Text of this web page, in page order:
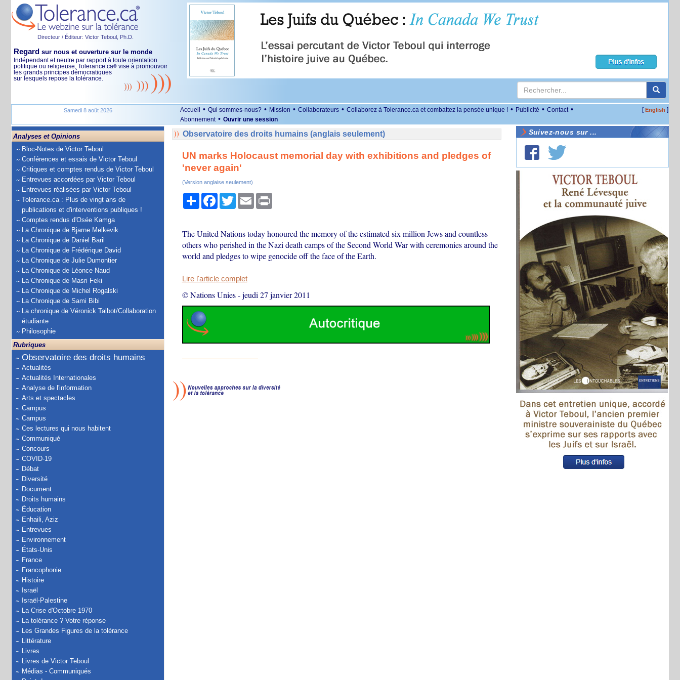
Directeur / Éditeur: Victor Teboul, Ph.D.
Regard sur nous et ouverture sur le monde
Indépendant et neutre par rapport à toute orientation
politique ou religieuse, Tolerance.ca® vise à promouvoir
les grands principes démocratiques
sur lesquels repose la tolérance.
Samedi 8 août 2026 Accueil • Qui sommes-nous? • Mission • Collaborateurs • Collaborez à Tolerance.ca et combattez la pensée unique ! • Publicité • Contact •
Abonnement • Ouvrir une session
[English ]
Analyses et Opinions
Bloc-Notes de Victor Teboul
Conférences et essais de Victor Teboul
Critiques et comptes rendus de Victor Teboul
Entrevues accordées par Victor Teboul
Entrevues réalisées par Victor Teboul
Tolerance.ca : Plus de vingt ans de
publications et d'interventions publiques !
Comptes rendus d'Osée Kamga
La Chronique de Bjarne Melkevik
La Chronique de Daniel Baril
La Chronique de Frédérique David
La Chronique de Julie Dumontier
La Chronique de Léonce Naud
La Chronique de Masri Feki
La Chronique de Michel Rogalski
La Chronique de Sami Bibi
La chronique de Véronick Talbot/Collaboration
étudiante
Philosophie
Rubriques
Observatoire des droits humains
Actualités
Actualités Internationales
Analyse de l'information
Arts et spectacles
Campus
Campus
Ces lectures qui nous habitent
Communiqué
Concours
COVID-19
Débat
Diversité
Document
Droits humains
Éducation
Enhaili, Aziz
Entrevues
Environnement
États-Unis
France
Francophonie
Histoire
Israël
Israël-Palestine
La Crise d'Octobre 1970
La tolérance ? Votre réponse
Les Grandes Figures de la tolérance
Littérature
Livres
Livres de Victor Teboul
Médias - Communiqués
Observatoire des droits humains (anglais seulement)
UN marks Holocaust memorial day with exhibitions and pledges of
'never again'
(Version anglaise seulement)
PartagerFacebook
TwitterEmail Print
The United Nations today honoured the memory of the estimated six million Jews and countless
others who perished in the Nazi death camps of the Second World War with ceremonies around the
world and pledges to wipe genocide off the face of the Earth.
Lire l'article complet
© Nations Unies-jeudi 27 janvier 2011
Suivez-nous sur ...